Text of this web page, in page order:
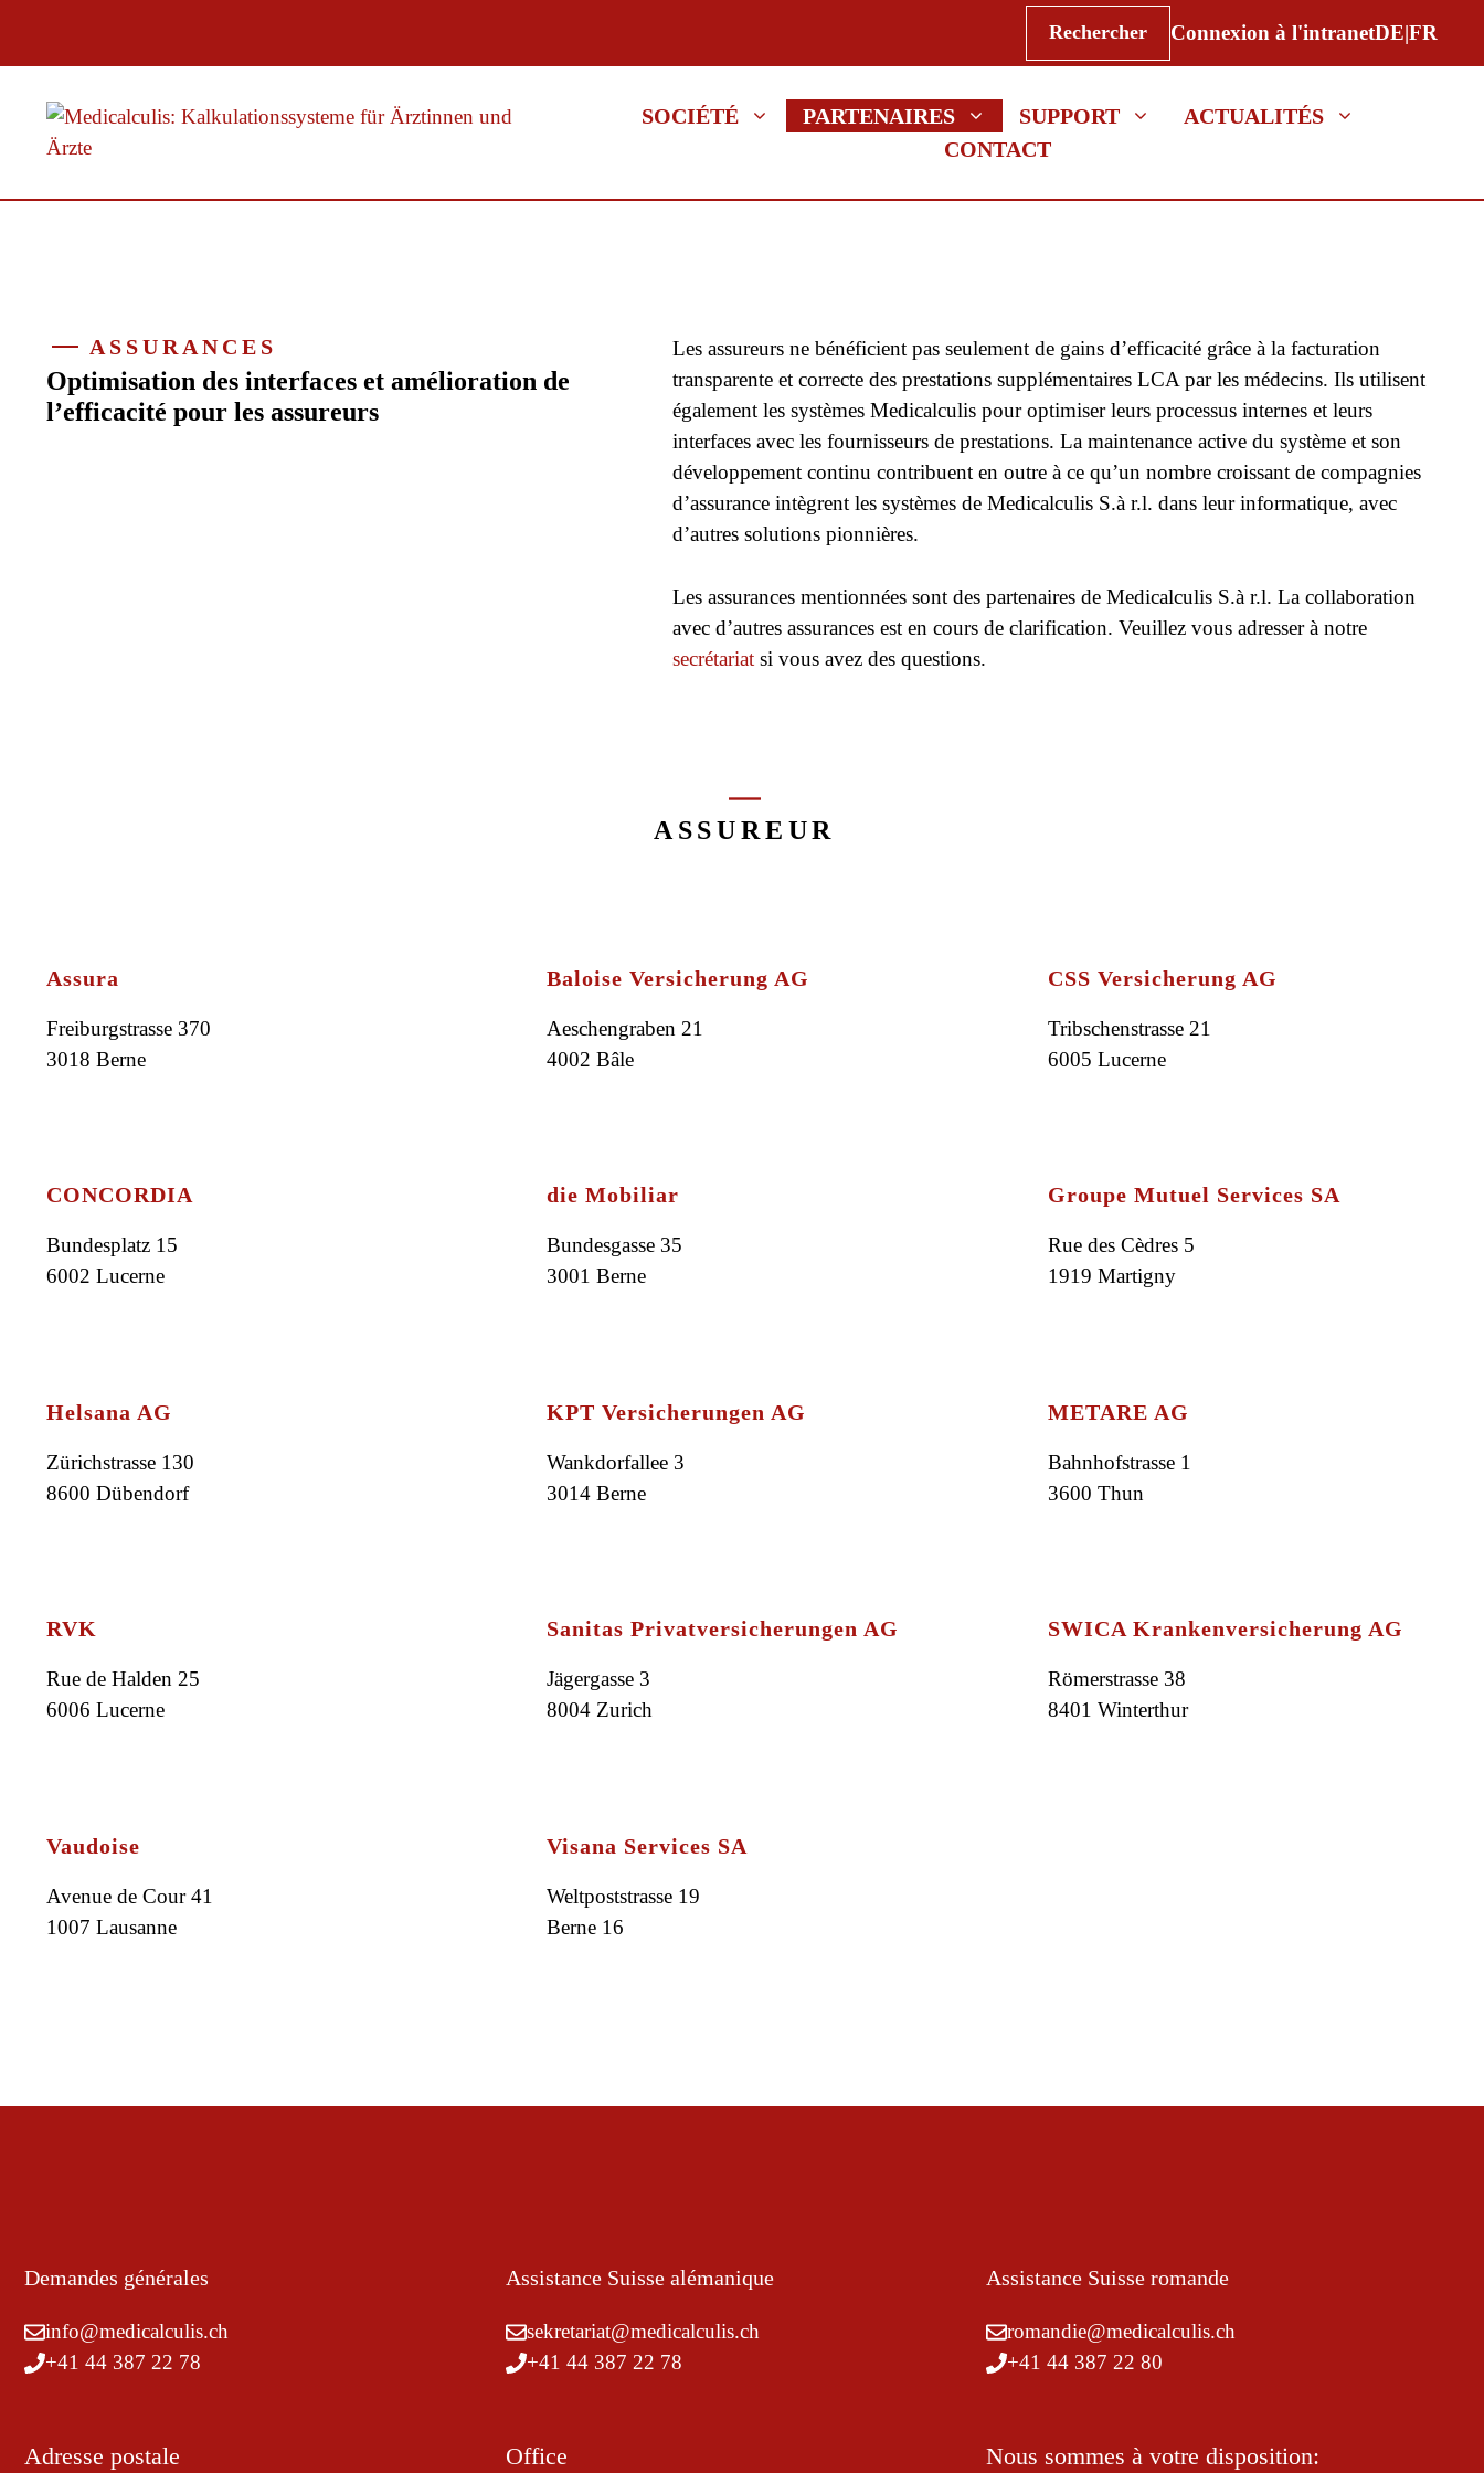
Rechercher Connexion à l'intranetDE|FR
SOCIÉTÉ PARTENAIRES SUPPORT
ACTUALITÉS
CONTACT
ASSURANCES
Optimisation des interfaces et amélioration de
l’efficacité pour les assureurs
Les assureurs ne bénéficient pas seulement de gains d’efficacité grâce à la facturation
transparente et correcte des prestations supplémentaires LCA par les médecins. Ils utilisent
également les systèmes Medicalculis pour optimiser leurs processus internes et leurs
interfaces avec les fournisseurs de prestations. La maintenance active du système et son
développement continu contribuent en outre à ce qu’un nombre croissant de compagnies
d’assurance intègrent les systèmes de Medicalculis S.à r.l. dans leur informatique, avec
d’autres solutions pionnières.
Les assurances mentionnées sont des partenaires de Medicalculis S.à r.l. La collaboration
avec d’autres assurances est en cours de clarification. Veuillez vous adresser à notre
secrétariat si vous avez des questions.
ASSUREUR
Assura
Freiburgstrasse 370
3018 Berne
Baloise Versicherung AG
Aeschengraben 21
4002 Bâle
CSS Versicherung AG
Tribschenstrasse 21
6005 Lucerne
CONCORDIA
Bundesplatz 15
6002 Lucerne
die Mobiliar
Bundesgasse 35
3001 Berne
Groupe Mutuel Services SA
Rue des Cèdres 5
1919 Martigny
Helsana AG
Zürichstrasse 130
8600 Dübendorf
KPT Versicherungen AG
Wankdorfallee 3
3014 Berne
METARE AG
Bahnhofstrasse 1
3600 Thun
RVK
Rue de Halden 25
6006 Lucerne
Sanitas Privatversicherungen AG
Jägergasse 3
8004 Zurich
SWICA Krankenversicherung AG
Römerstrasse 38
8401 Winterthur
Vaudoise
Avenue de Cour 41
1007 Lausanne
Visana Services SA
Weltpoststrasse 19
Berne 16
Demandes générales
info@medicalculis.ch
+41 44 387 22 78
Adresse postale
Assistance Suisse alémanique
sekretariat@medicalculis.ch
+41 44 387 22 78
Office
Assistance Suisse romande
romandie@medicalculis.ch
+41 44 387 22 80
Nous sommes à votre disposition: